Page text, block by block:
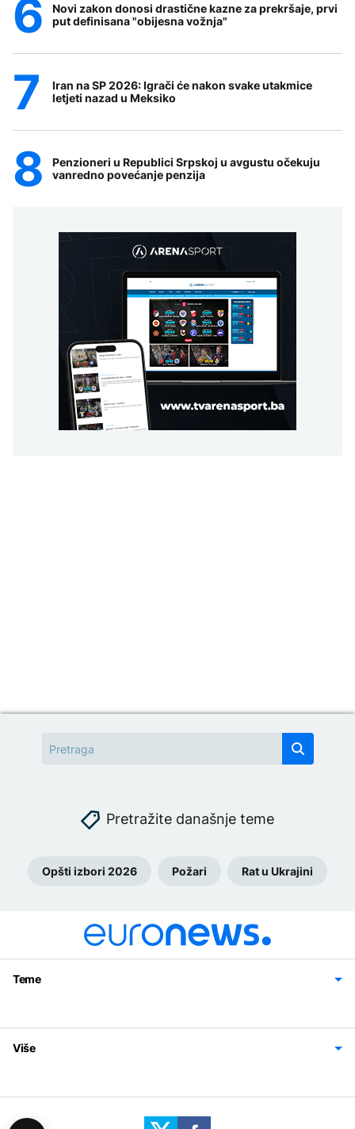
Novi zakon donosi drastične kazne za prekršaje, prvi
put definisana "obijesna vožnja"
Iran na SP 2026: Igrači će nakon svake utakmice
letjeti nazad u Meksiko
Penzioneri u Republici Srpskoj u avgustu očekuju
vanredno povećanje penzija
Pretražite današnje teme
Opšti izbori 2026 Požari Rat u Ukrajini
Teme
Svijet
Sport
Magazin
Više
Politika privatnosti
Uslovi korišćenja